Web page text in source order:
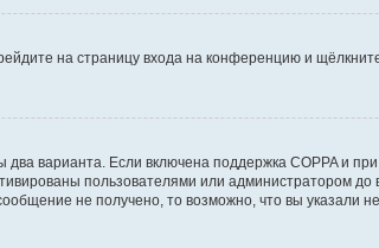
на страницу входа на конференцию и
варианта. Если включена поддержка COPPA и
пользователями или администратором
не получено, то возможно, что вы указали